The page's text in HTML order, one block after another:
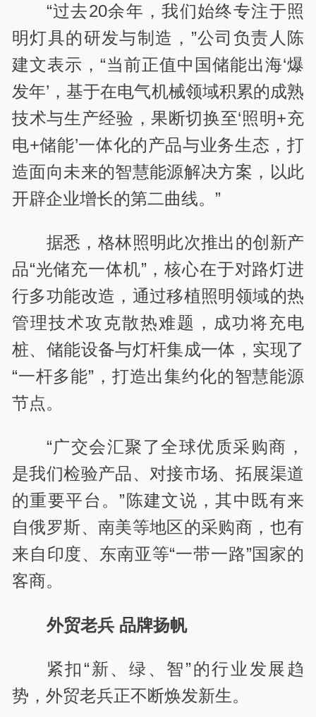
“过去20余年，我们始终专注于照
明灯具的研发与制造，”公司负责人陈
建文表示，“当前正值中国储能出海‘爆
发年’，基于在电气机械领域积累的成熟
技术与生产经验，果断切换至‘照明+充
电+储能’一体化的产品与业务生态，打
造面向未来的智慧能源解决方案，以此
开辟企业增长的第二曲线。”
据悉，格林照明此次推出的创新产
品“光储充一体机”，核心在于对路灯进
行多功能改造，通过移植照明领域的热
管理技术攻克散热难题，成功将充电
桩、储能设备与灯杆集成一体，实现了
“一杆多能”，打造出集约化的智慧能源
节点。
“广交会汇聚了全球优质采购商，
是我们检验产品、对接市场、拓展渠道
的重要平台。”陈建文说，其中既有来
自俄罗斯、南美等地区的采购商，也有
来自印度、东南亚等“一带一路”国家的
客商。
外贸老兵 品牌扬帆
紧扣“新、绿、智”的行业发展趋
势，外贸老兵正不断焕发新生。